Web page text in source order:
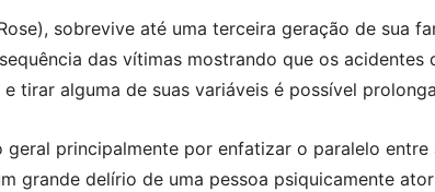
sobrevive até uma terceira geração de sua
das vítimas mostrando que os acidentes
tirar alguma de suas variáveis é possível
geral principalmente por enfatizar o paralelo
grande delírio de uma pessoa psiquicamente